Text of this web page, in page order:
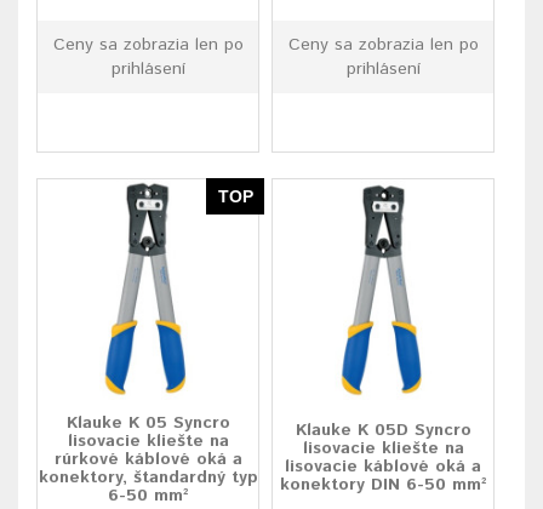
Ceny sa zobrazia len po
prihlásení
Ceny sa zobrazia len po
prihlásení
TOP
Klauke K 05 Syncro
lisovacie kliešte na
rúrkové káblové oká a
konektory, štandardný typ
6-50 mm²
Klauke K 05D Syncro
lisovacie kliešte na
lisovacie káblové oká a
konektory DIN 6-50 mm²